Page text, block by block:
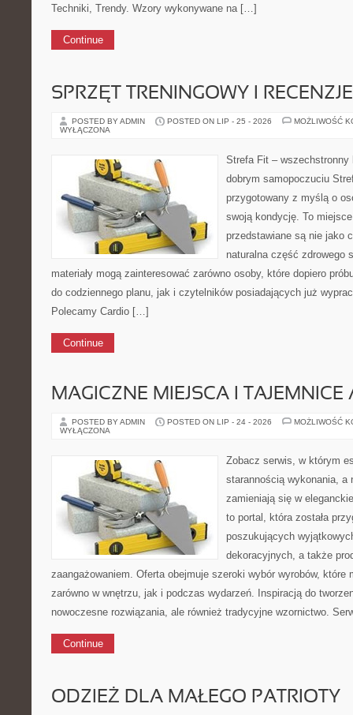
Techniki, Trendy. Wzory wykonywane na […]
Continue
SPRZĘT TRENINGOWY I RECENZJE
POSTED BY ADMIN POSTED ON LIP - 25 - 2026
MOŻLIWOŚĆ
WYŁĄCZONA
Strefa Fit –
dobrym samopoczuciu
przygotowany z myślą o
swoją kondycję. To
przedstawiane są nie jako
naturalna część zdrowego
materiały mogą zainteresować zarówno osoby, które dopiero
do codziennego planu, jak i czytelników posiadających już
Polecamy Cardio […]
Continue
MAGICZNE MIEJSCA I TAJEMNICE
POSTED BY ADMIN POSTED ON LIP - 24 - 2026
MOŻLIWOŚĆ
WYŁĄCZONA
Zobacz serwis, w którym
starannością wykonania, a
zamieniają się w
to portal, która została
poszukujących
dekoracyjnych, a także
zaangażowaniem. Oferta obejmuje szeroki wybór wyrobów, które
zarówno w wnętrzu, jak i podczas wydarzeń. Inspiracją do
nowoczesne rozwiązania, ale również tradycyjne wzornictwo.
Continue
ODZIEŻ DLA MAŁEGO PATRIOTY